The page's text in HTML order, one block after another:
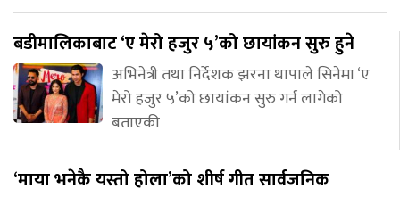
बडीमालिकाबाट ‘ए मेरो हजुर ५’को छायांकन सुरु हुने
अभिनेत्री तथा निर्देशक झरना थापाले सिनेमा ‘ए
मेरो हजुर ५’को छायांकन सुरु गर्न लागेको
बताएकी
‘माया भनेकै यस्तो होला’को शीर्ष गीत सार्वजनिक